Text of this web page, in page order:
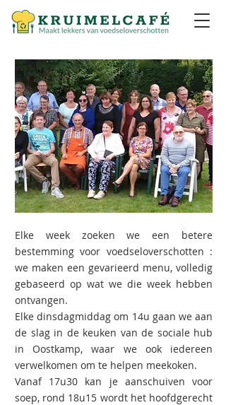
Elke week zoeken we een betere
bestemming voor voedseloverschotten :
we maken een gevarieerd menu, volledig
gebaseerd op wat we die week hebben
ontvangen.
Elke dinsdagmiddag om 14u gaan we aan
de slag in de keuken van de sociale hub
in Oostkamp, waar we ook iedereen
verwelkomen om te helpen meekoken.
Vanaf 17u30 kan je aanschuiven voor
soep, rond 18u15 wordt het hoofdgerecht